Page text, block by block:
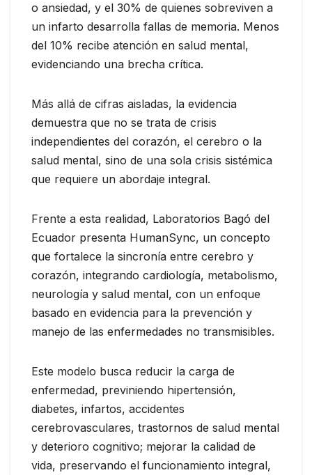
o ansiedad, y el 30% de quienes sobreviven a
un infarto desarrolla fallas de memoria. Menos
del 10% recibe atención en salud mental,
evidenciando una brecha crítica.
Más allá de cifras aisladas, la evidencia
demuestra que no se trata de crisis
independientes del corazón, el cerebro o la
salud mental, sino de una sola crisis sistémica
que requiere un abordaje integral.
Frente a esta realidad, Laboratorios Bagó del
Ecuador presenta HumanSync, un concepto
que fortalece la sincronía entre cerebro y
corazón, integrando cardiología, metabolismo,
neurología y salud mental, con un enfoque
basado en evidencia para la prevención y
manejo de las enfermedades no transmisibles.
Este modelo busca reducir la carga de
enfermedad, previniendo hipertensión,
diabetes, infartos, accidentes
cerebrovasculares, trastornos de salud mental
y deterioro cognitivo; mejorar la calidad de
vida, preservando el funcionamiento integral,